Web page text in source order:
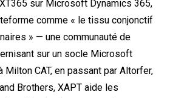
sur Microsoft Dynamics 365,
comme « le tissu conjonctif
» — une communauté de
sur un socle Microsoft
Milton CAT, en passant par Altorfer,
Brothers, XAPT aide les